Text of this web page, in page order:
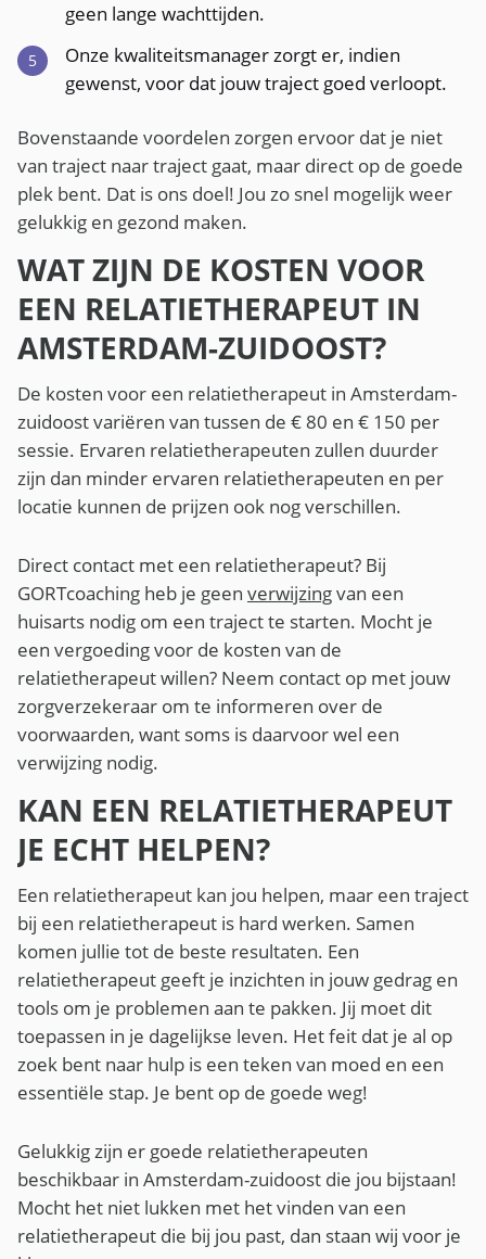
geen lange wachttijden.
Onze kwaliteitsmanager zorgt er, indien
gewenst, voor dat jouw traject goed verloopt.
Bovenstaande voordelen zorgen ervoor dat je niet
van traject naar traject gaat, maar direct op de goede
plek bent. Dat is ons doel! Jou zo snel mogelijk weer
gelukkig en gezond maken.
WAT ZIJN DE KOSTEN VOOR
EEN RELATIETHERAPEUT IN
AMSTERDAM-ZUIDOOST?
De kosten voor een relatietherapeut in Amsterdam-
zuidoost variëren van tussen de € 80 en € 150 per
sessie. Ervaren relatietherapeuten zullen duurder
zijn dan minder ervaren relatietherapeuten en per
locatie kunnen de prijzen ook nog verschillen.
Direct contact met een relatietherapeut? Bij
GORTcoaching heb je geen verwijzingvan een
huisarts nodig om een traject te starten. Mocht je
een vergoeding voor de kosten van de
relatietherapeut willen? Neem contact op met jouw
zorgverzekeraar om te informeren over de
voorwaarden, want soms is daarvoor wel een
verwijzing nodig.
KAN EEN RELATIETHERAPEUT
JE ECHT HELPEN?
Een relatietherapeut kan jou helpen, maar een traject
bij een relatietherapeut is hard werken. Samen
komen jullie tot de beste resultaten. Een
relatietherapeut geeft je inzichten in jouw gedrag en
tools om je problemen aan te pakken. Jij moet dit
toepassen in je dagelijkse leven. Het feit dat je al op
zoek bent naar hulp is een teken van moed en een
essentiële stap. Je bent op de goede weg!
Gelukkig zijn er goede relatietherapeuten
beschikbaar in Amsterdam-zuidoost die jou bijstaan!
Mocht het niet lukken met het vinden van een
relatietherapeut die bij jou past, dan staan wij voor je